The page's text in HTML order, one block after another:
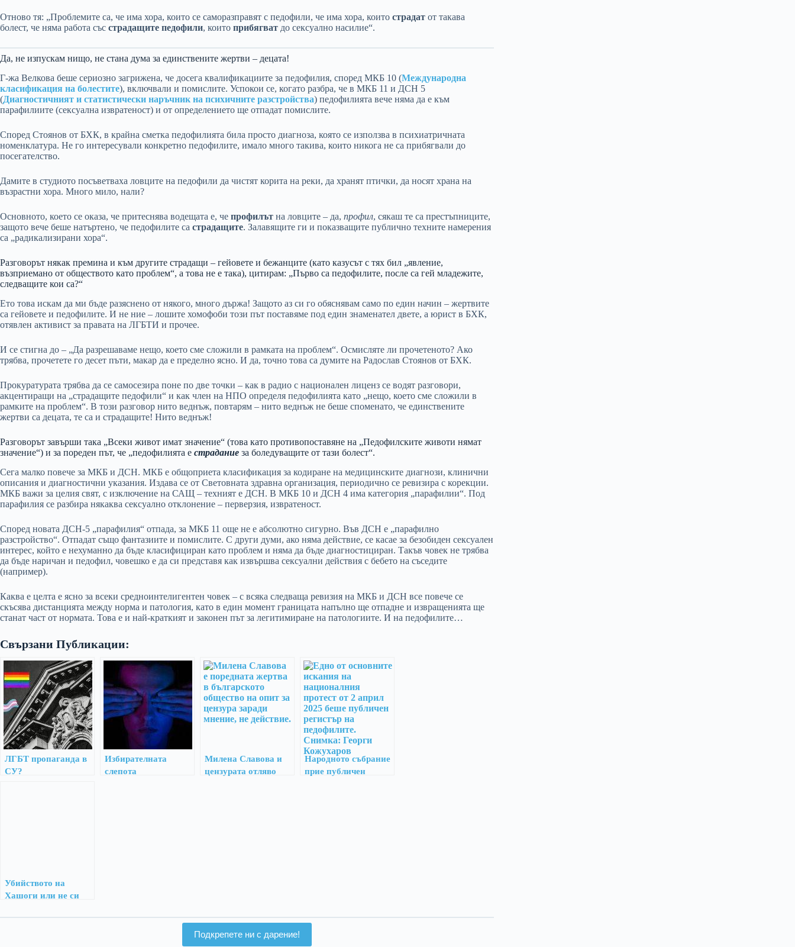
Отново тя: „Проблемите са, че има хора, които се саморазправят с педофили, че има хора, които страдат от такава
болест, че няма работа със страдащите педофили, които прибягват до сексуално насилие“.
Да, не изпускам нищо, не стана дума за единствените жертви – децата!
Г-жа Велкова беше сериозно загрижена, че досега квалификациите за педофилия, според МКБ 10 (Международна
класификация на болестите), включвали и помислите. Успокои се, когато разбра, че в МКБ 11 и ДСН 5
(Диагностичният и статистически наръчник на психичните разстройства) педофилията вече няма да е към
парафилиите (сексуална извратеност) и от определението ще отпадат помислите.
Според Стоянов от БХК, в крайна сметка педофилията била просто диагноза, която се използва в психиатричната
номенклатура. Не го интересували конкретно педофилите, имало много такива, които никога не са прибягвали до
посегателство.
Дамите в студиото посъветваха ловците на педофили да чистят корита на реки, да хранят птички, да носят храна на
възрастни хора. Много мило, нали?
Основното, което се оказа, че притеснява водещата е, че профилът на ловците – да, профил, сякаш те са престъпниците,
защото вече беше натъртено, че педофилите са страдащите. Залавящите ги и показващите публично техните намерения
са „радикализирани хора“.
Разговорът някак премина и към другите страдащи – гейовете и бежанците (като казусът с тях бил „явление,
възприемано от обществото като проблем“, а това не е така), цитирам: „Първо са педофилите, после са гей младежите,
следващите кои са?“
Ето това искам да ми бъде разяснено от някого, много държа! Защото аз си го обяснявам само по един начин – жертвите
са гейовете и педофилите. И не ние – лошите хомофоби този път поставяме под един знаменател двете, а юрист в БХК,
отявлен активист за правата на ЛГБТИ и прочее.
И се стигна до – „Да разрешаваме нещо, което сме сложили в рамката на проблем“. Осмисляте ли прочетеното? Ако
трябва, прочетете го десет пъти, макар да е пределно ясно. И да, точно това са думите на Радослав Стоянов от БХК.
Прокуратурата трябва да се самосезира поне по две точки – как в радио с национален лиценз се водят разговори,
акцентиращи на „страдащите педофили“ и как член на НПО определя педофилията като „нещо, което сме сложили в
рамките на проблем“. В този разговор нито веднъж, повтарям – нито веднъж не беше споменато, че единствените
жертви са децата, те са и страдащите! Нито веднъж!
Разговорът завърши така „Всеки живот имат значение“ (това като противопоставяне на „Педофилските животи нямат
значение“) и за пореден път, че „педофилията е страдание за боледуващите от тази болест“.
Сега малко повече за МКБ и ДСН. МКБ е общоприета класификация за кодиране на медицинските диагнози, клинични
описания и диагностични указания. Издава се от Световната здравна организация, периодично се ревизира с корекции.
МКБ важи за целия свят, с изключение на САЩ – техният е ДСН. В МКБ 10 и ДСН 4 има категория „парафилии“. Под
парафилия се разбира някаква сексуално отклонение – перверзия, извратеност.
Според новата ДСН-5 „парафилия“ отпада, за МКБ 11 още не е абсолютно сигурно. Във ДСН е „парафилно
разстройство“. Отпадат също фантазиите и помислите. С други думи, ако няма действие, се касае за безобиден сексуален
интерес, който е нехуманно да бъде класифициран като проблем и няма да бъде диагностициран. Такъв човек не трябва
да бъде наричан и педофил, човешко е да си представя как извършва сексуални действия с бебето на съседите
(например).
Каква е целта е ясно за всеки средноинтелигентен човек – с всяка следваща ревизия на МКБ и ДСН все повече се
скъсява дистанцията между норма и патология, като в един момент границата напълно ще отпадне и извращенията ще
станат част от нормата. Това е и най-краткият и законен път за легитимиране на патологиите. И на педофилите…
Свързани Публикации:
ЛГБТ пропаганда в
СУ?
Избирателната
слепота
Милена Славова и
цензурата отляво
Народното събрание
прие публичен
Убийството на
Хашоги или не си
Подкрепете ни с дарение!